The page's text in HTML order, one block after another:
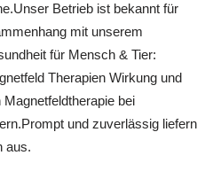
Betrieb ist bekannt für
mit unserem
für Mensch & Tier:
Therapien Wirkung und
bei
und zuverlässig liefern
aus.